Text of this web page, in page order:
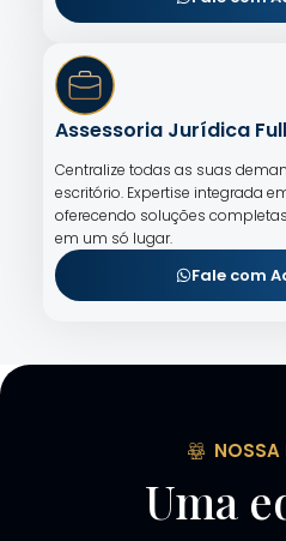
Assessoria Jurídica
Centralize todas as suas
escritório. Expertise integrada
oferecendo soluções
em um só lugar.
Fale com
NOSSA
Uma